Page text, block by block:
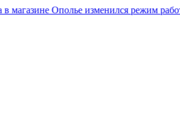
Ополье изменился режим работы.